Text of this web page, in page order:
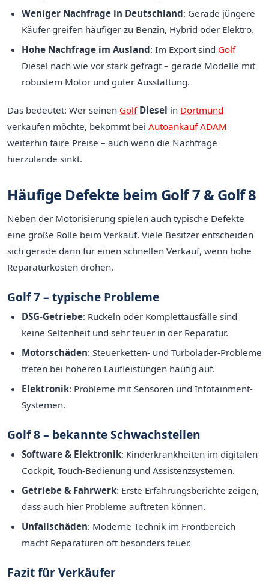
Weniger Nachfrage in Deutschland: Gerade jüngere
Käufer greifen häufiger zu Benzin, Hybrid oder Elektro.
Hohe Nachfrage im Ausland: Im Export sind Golf
Diesel nach wie vor stark gefragt – gerade Modelle mit
robustem Motor und guter Ausstattung.
Das bedeutet: Wer seinen Golf Diesel in Dortmund
verkaufen möchte, bekommt bei Autoankauf ADAM
weiterhin faire Preise – auch wenn die Nachfrage
hierzulande sinkt.
Häufige Defekte beim Golf 7 & Golf 8
Neben der Motorisierung spielen auch typische Defekte
eine große Rolle beim Verkauf. Viele Besitzer entscheiden
sich gerade dann für einen schnellen Verkauf, wenn hohe
Reparaturkosten drohen.
Golf 7 – typische Probleme
DSG-Getriebe: Ruckeln oder Komplettausfälle sind
keine Seltenheit und sehr teuer in der Reparatur.
Motorschäden: Steuerketten- und Turbolader-Probleme
treten bei höheren Laufleistungen häufig auf.
Elektronik: Probleme mit Sensoren und Infotainment-
Systemen.
Golf 8 – bekannte Schwachstellen
Software & Elektronik: Kinderkrankheiten im digitalen
Cockpit, Touch-Bedienung und Assistenzsystemen.
Getriebe & Fahrwerk: Erste Erfahrungsberichte zeigen,
dass auch hier Probleme auftreten können.
Unfallschäden: Moderne Technik im Frontbereich
macht Reparaturen oft besonders teuer.
Fazit für Verkäufer